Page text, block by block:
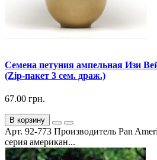
Семена петуния ампельная Изи
(Zip-пакет 3 сем. драж.)
67.00 грн.
В корзину
Арт. 92-773 Производитель Pan
серия американ...